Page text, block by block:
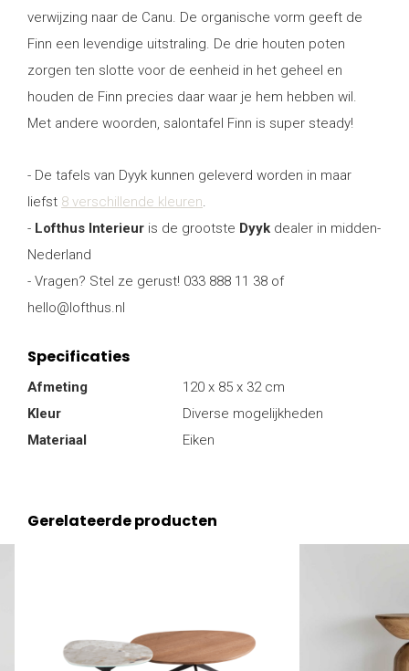
verwijzing naar de Canu. De organische vorm geeft de
Finn een levendige uitstraling. De drie houten poten
zorgen ten slotte voor de eenheid in het geheel en
houden de Finn precies daar waar je hem hebben wil.
Met andere woorden, salontafel Finn is super steady!
- De tafels van Dyyk kunnen geleverd worden in maar
liefst 8 verschillende kleuren.
- Lofthus Interieur is de grootste Dyyk dealer in midden-
Nederland
- Vragen? Stel ze gerust! 033 888 11 38 of
hello@lofthus.nl
Specificaties
Afmeting
120 x 85 x 32 cm
Kleur
Diverse mogelijkheden
Materiaal
Eiken
Gerelateerde producten